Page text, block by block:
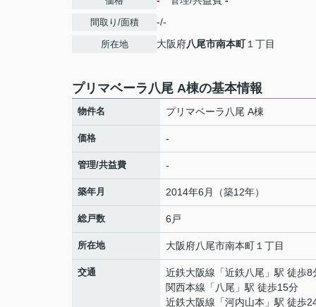
間取り/面積 -/-
所在地 大阪府八尾市南本町１丁目
プリマベーラ八尾 A棟の基本情報
物件名 プリマベーラ八尾 A棟
価格 -
管理/共益費 -
築年月 2014年6月（築12年）
総戸数 6戸
所在地 大阪府八尾市南本町 １丁目
交通 近鉄大阪線 「近鉄八尾 」駅 徒歩8
関西本線 「 八尾 」駅 徒歩15分
近鉄大阪線 「河内山本 」駅 徒歩